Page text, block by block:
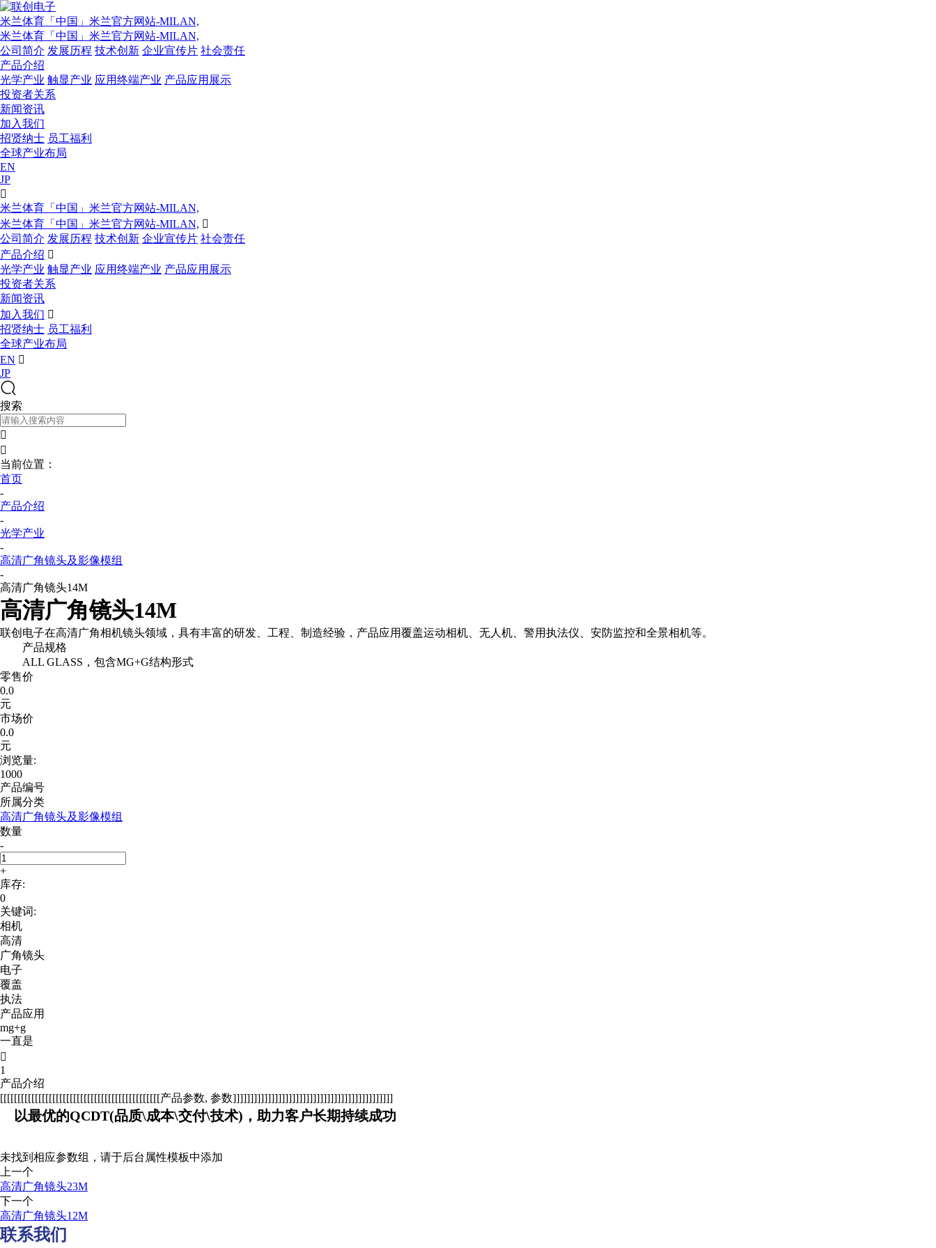
米兰体育「中国」米兰官方网站-MILAN,
米兰体育「中国」米兰官方网站-MILAN,
公司简介 发展历程 技术创新 企业宣传片 社会责任
产品介绍
光学产业 触显产业 应用终端产业 产品应用展示
投资者关系
新闻资讯
加入我们
招贤纳士 员工福利
全球产业布局
EN
JP

米兰体育「中国」米兰官方网站-MILAN,
米兰体育「中国」米兰官方网站-MILAN, 
公司简介 发展历程 技术创新 企业宣传片 社会责任
产品介绍 
光学产业 触显产业 应用终端产业 产品应用展示
投资者关系
新闻资讯
加入我们 
招贤纳士 员工福利
全球产业布局
EN 
JP
搜索


当前位置：
首页
-
产品介绍
-
光学产业
-
高清广角镜头及影像模组
-
高清广角镜头14M
高清广角镜头14M
联创电子在高清广角相机镜头领域，具有丰富的研发、工程、制造经验，产品应用覆盖运动相机、无人机、警用执法仪、安防监控和全景相机等。
产品规格
ALL GLASS，包含MG+G结构形式
零售价
0.0
元
市场价
0.0
元
浏览量:
1000
产品编号
所属分类
高清广角镜头及影像模组
数量
-
+
库存:
0
关键词:
相机
高清
广角镜头
电子
覆盖
执法
产品应用
mg+g
一直是

1
产品介绍
[[[[[[[[[[[[[[[[[[[[[[[[[[[[[[[[[[[[[[[[[[[[[[产品参数, 参数]]]]]]]]]]]]]]]]]]]]]]]]]]]]]]]]]]]]]]]]]]]]]]
以最优的QCDT(品质\成本\交付\技术)，助力客户长期持续成功
未找到相应参数组，请于后台属性模板中添加
上一个
高清广角镜头23M
下一个
高清广角镜头12M
联系我们